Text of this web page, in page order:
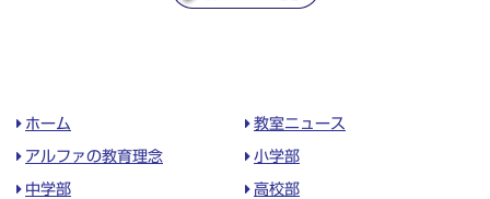
ホーム 教室ニュース
アルファの教育理念 小学部
中学部 高校部